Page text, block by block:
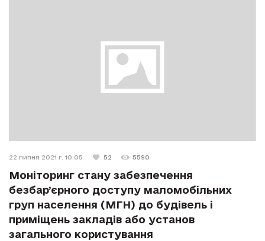
22 липня 2021 г. 10:05 52 5590
Моніторинг стану забезпечення
безбар’єрного доступу маломобільних
груп населення (МГН) до будівель і
приміщень закладів або установ
загального користування